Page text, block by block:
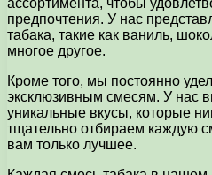
предпочтения. У нас
табака, такие как ваниль,
многое другое.
Кроме того, мы постоянно
эксклюзивным смесям. У нас
уникальные вкусы, которые
тщательно отбираем каждую
вам только лучшее.